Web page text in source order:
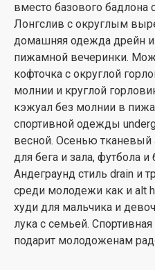
вместо базового
Лонгслив с округлым
домашняя одежда дрейн
пижамной вечеринки.
кофточка с округлой
молнии и круглой
кэжуал без молнии в
спортивной одежды
весной. Осенью тканевый
для бега и зала, футбола и
Андеграунд стиль drain и
среди молодежи как и alt
худи для мальчика и
лука с семьей.
подарит молодоженам